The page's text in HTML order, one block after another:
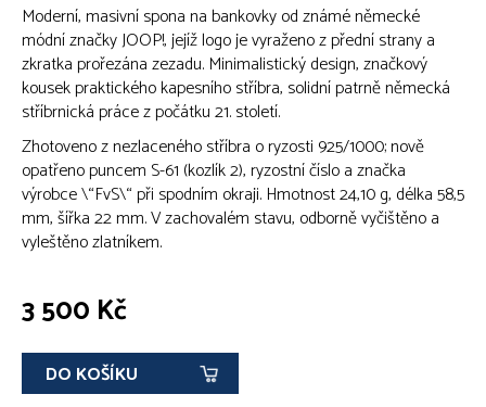
Moderní, masivní spona na bankovky od známé německé
módní značky JOOP!, jejíž logo je vyraženo z přední strany a
zkratka prořezána zezadu. Minimalistický design, značkový
kousek praktického kapesního stříbra, solidní patrně německá
stříbrnická práce z počátku 21. století.
Zhotoveno z nezlaceného stříbra o ryzosti 925/1000; nově
opatřeno puncem S-61 (kozlík 2), ryzostní číslo a značka
výrobce \“FvS\“ při spodním okraji. Hmotnost 24,10 g, délka 58,5
mm, šířka 22 mm. V zachovalém stavu, odborně vyčištěno a
vyleštěno zlatníkem.
3 500 Kč
DO KOŠÍKU